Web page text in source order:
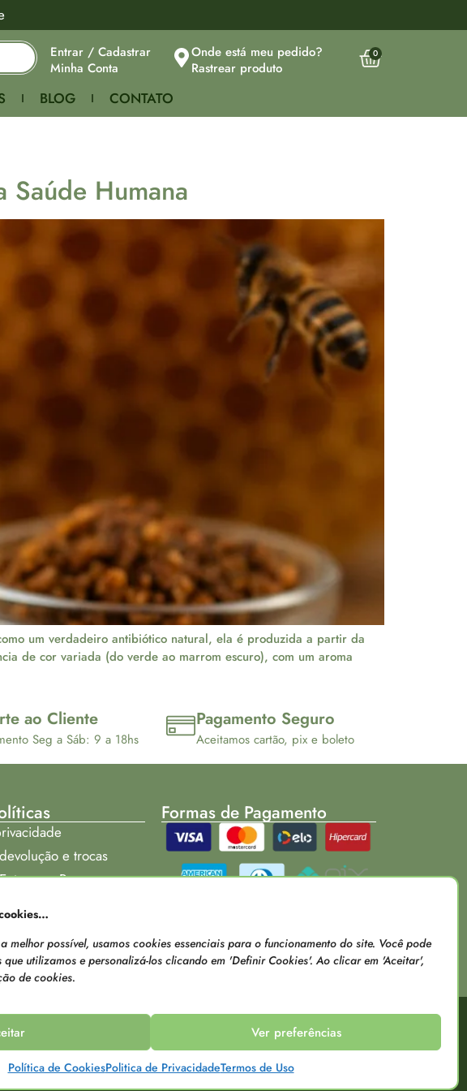
melhor possível, usamos cookies essenciais para o funcionamento do site. Você pode
utilizamos e personalizá-los clicando em 'Definir Cookies'. Ao clicar em 'Aceitar',
de cookies.
Ver preferências
Política de CookiesPolitica de PrivacidadeTermos de Uso
Entrar / Cadastrar
Minha Conta
Onde está meu pedido?
Rastrear produto
0
BLOG CONTATO
Humana
um verdadeiro antibiótico natural, ela é produzida a partir da
de cor variada (do verde ao marrom escuro), com um aroma
ao Cliente
Seg a Sáb: 9 a 18hs
Pagamento Seguro
Aceitamos cartão, pix e boleto
e trocas
e Prazos
Formas de Pagamento
0001-30
Edmarcio Moraes
valores apresentados pelo e-commerce podem ser diferentes das
conosco através dos nossos canais de atendimento.